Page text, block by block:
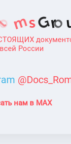
России
нам в MAX